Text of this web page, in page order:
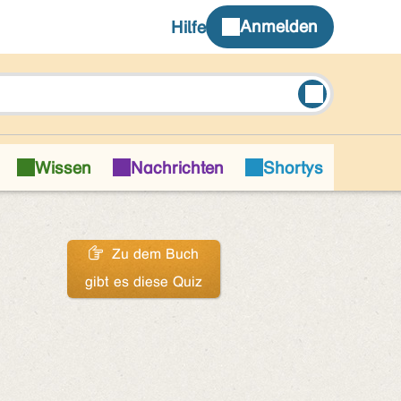
Zu dem Buch
gibt es diese Quiz